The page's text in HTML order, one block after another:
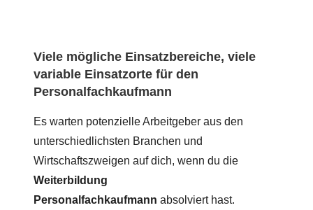
Viele mögliche Einsatzbereiche, viele
variable Einsatzorte für den
Personalfachkaufmann
Es warten potenzielle Arbeitgeber aus den
unterschiedlichsten Branchen und
Wirtschaftszweigen auf dich, wenn du die
Weiterbildung
Personalfachkaufmann absolviert hast.